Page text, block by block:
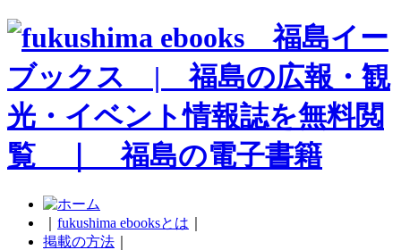
fukushima ebooksとは
掲載の方法